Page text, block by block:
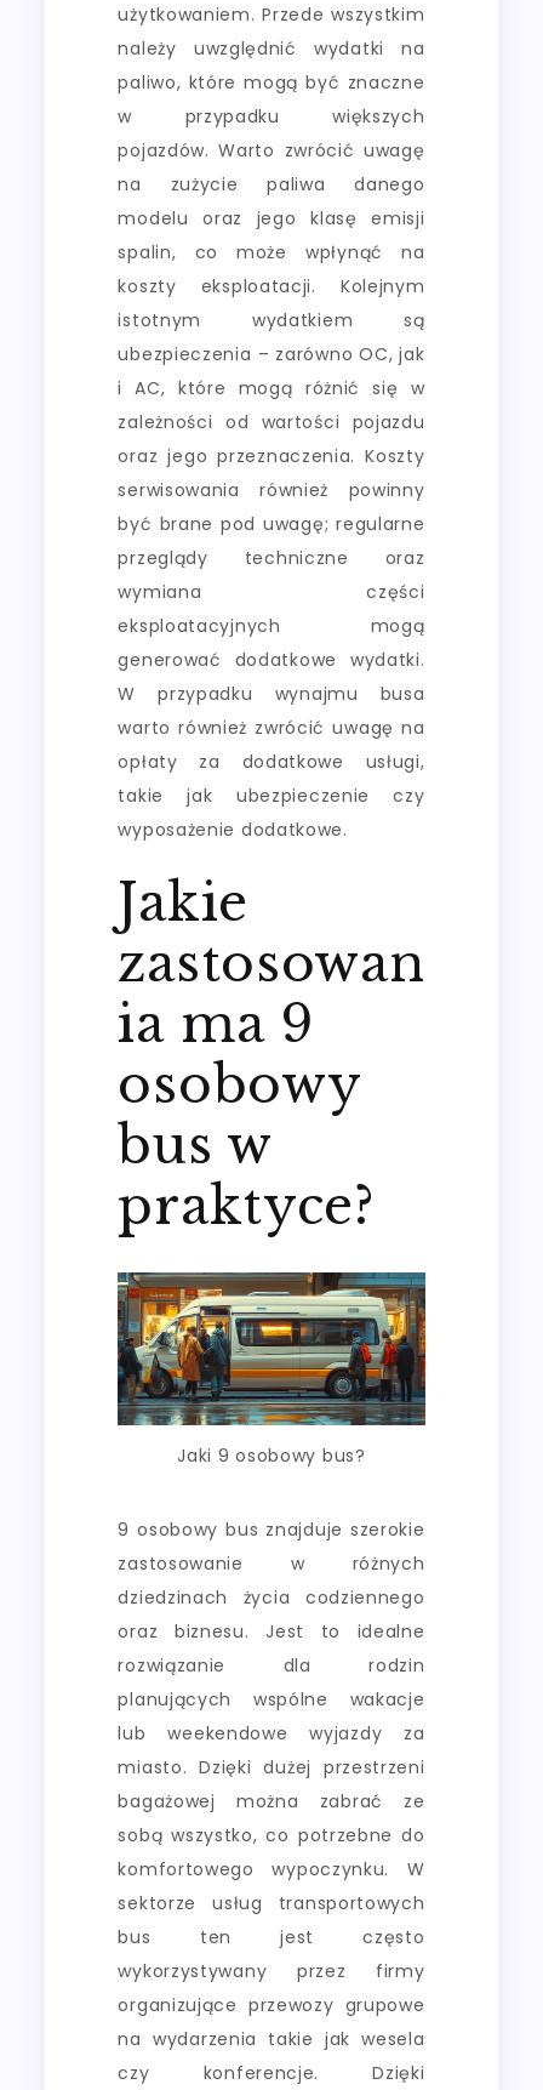
użytkowaniem. Przede wszystkim
należy uwzględnić wydatki na
paliwo, które mogą być znaczne
w przypadku większych
pojazdów. Warto zwrócić uwagę
na zużycie paliwa danego
modelu oraz jego klasę emisji
spalin, co może wpłynąć na
koszty eksploatacji. Kolejnym
istotnym wydatkiem są
ubezpieczenia – zarówno OC, jak
i AC, które mogą różnić się w
zależności od wartości pojazdu
oraz jego przeznaczenia. Koszty
serwisowania również powinny
być brane pod uwagę; regularne
przeglądy techniczne oraz
wymiana części
eksploatacyjnych mogą
generować dodatkowe wydatki.
W przypadku wynajmu busa
warto również zwrócić uwagę na
opłaty za dodatkowe usługi,
takie jak ubezpieczenie czy
wyposażenie dodatkowe.
Jakie
zastosowan
ia ma 9
osobowy
bus w
praktyce?
Jaki 9 osobowy bus?
9 osobowy bus znajduje szerokie
zastosowanie w różnych
dziedzinach życia codziennego
oraz biznesu. Jest to idealne
rozwiązanie dla rodzin
planujących wspólne wakacje
lub weekendowe wyjazdy za
miasto. Dzięki dużej przestrzeni
bagażowej można zabrać ze
sobą wszystko, co potrzebne do
komfortowego wypoczynku. W
sektorze usług transportowych
bus ten jest często
wykorzystywany przez firmy
organizujące przewozy grupowe
na wydarzenia takie jak wesela
czy konferencje. Dzięki